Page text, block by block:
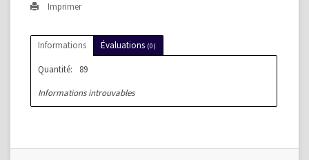
Imprimer
Informations Évaluations (0)
Quantité:
89
Informations introuvables